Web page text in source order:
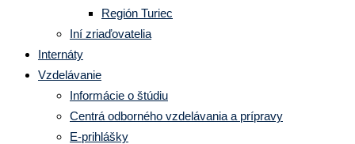
Región Turiec
Iní zriaďovatelia
Internáty
Vzdelávanie
Informácie o štúdiu
Centrá odborného vzdelávania a prípravy
E-prihlášky